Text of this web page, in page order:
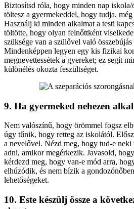
Biztosítsd róla, hogy minden nap
töltesz a gyermekeddel, hogy tudja,
Használj ki minden alkalmat a testi
töltötte, hogy olyan felnőttként
szüksége van a szülővel való összebújás
Mindenképpen legyen egy kis fizikai
megnevettessétek a gyereket; ez segít
különélés okozta feszültséget.
9. Ha gyermeked nehezen
Nem valószínű, hogy örömmel fogsz
úgy tűnik, hogy retteg az iskolától.
a nevelővel. Nézd meg, hogy tud-e
adni, amikor megérkezik. Javasold,
kérdezd meg, hogy van-e mód arra,
elhúzódik, és nem bízik a
lehetőségeket.
10. Este készülj össze a